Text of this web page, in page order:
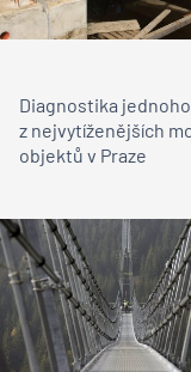
Diagnostika jednoho
z nejvytíženějších mostních
objektů v Praze